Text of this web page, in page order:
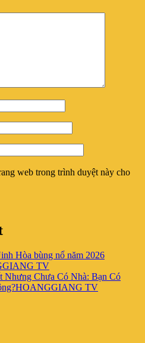
web trong trình duyệt này cho
Hòa bùng nổ năm 2026
TV
Nhưng Chưa Có Nhà: Bạn Có
TV